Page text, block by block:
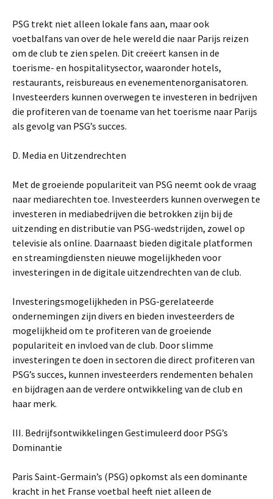
PSG trekt niet alleen lokale fans aan, maar ook
voetbalfans van over de hele wereld die naar Parijs reizen
om de club te zien spelen. Dit creëert kansen in de
toerisme- en hospitalitysector, waaronder hotels,
restaurants, reisbureaus en evenementenorganisatoren.
Investeerders kunnen overwegen te investeren in bedrijven
die profiteren van de toename van het toerisme naar Parijs
als gevolg van PSG’s succes.
D. Media en Uitzendrechten
Met de groeiende populariteit van PSG neemt ook de vraag
naar mediarechten toe. Investeerders kunnen overwegen te
investeren in mediabedrijven die betrokken zijn bij de
uitzending en distributie van PSG-wedstrijden, zowel op
televisie als online. Daarnaast bieden digitale platformen
en streamingdiensten nieuwe mogelijkheden voor
investeringen in de digitale uitzendrechten van de club.
Investeringsmogelijkheden in PSG-gerelateerde
ondernemingen zijn divers en bieden investeerders de
mogelijkheid om te profiteren van de groeiende
populariteit en invloed van de club. Door slimme
investeringen te doen in sectoren die direct profiteren van
PSG’s succes, kunnen investeerders rendementen behalen
en bijdragen aan de verdere ontwikkeling van de club en
haar merk.
III. Bedrijfsontwikkelingen Gestimuleerd door PSG’s
Dominantie
Paris Saint-Germain’s (PSG) opkomst als een dominante
kracht in het Franse voetbal heeft niet alleen de